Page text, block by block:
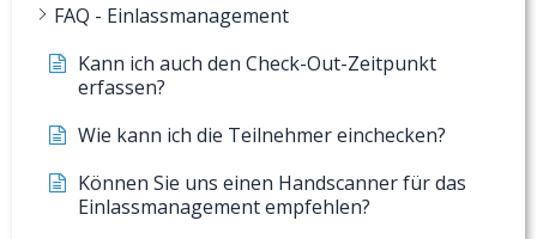
FAQ - Einlassmanagement
Kann ich auch den Check-Out-Zeitpunkt
erfassen?
Wie kann ich die Teilnehmer einchecken?
Können Sie uns einen Handscanner für das
Einlassmanagement empfehlen?